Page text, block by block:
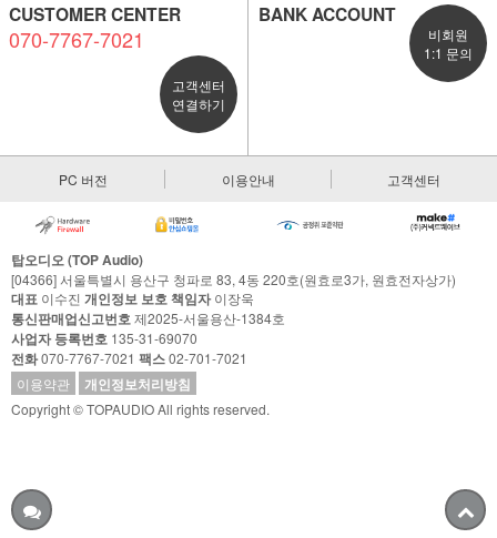
CUSTOMER CENTER
070-7767-7021
고객센터
연결하기
BANK ACCOUNT
비회원
1:1 문의
PC 버전 이용안내 고객센터
탑오디오 (TOP Audio)
[04366] 서울특별시 용산구 청파로 83, 4동 220호(원효로3가, 원효전자상가)
대표 이수진 개인정보 보호 책임자이장욱
통신판매업신고번호제2025-서울용산-1384호
사업자 등록번호 135-31-69070
전화070-7767-7021 팩스02-701-7021
이용약관
개인정보처리방침
Copyright © TOPAUDIO All rights reserved.